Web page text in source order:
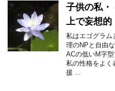
子供の私・
上で妄想的
私はエゴグラム
理のNPと自由
ACの低いM字型
私の性格をよく
援 ...